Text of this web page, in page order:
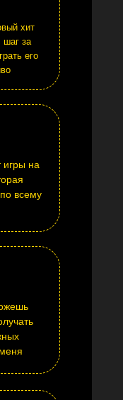
хит
шаг за
его
на
всему